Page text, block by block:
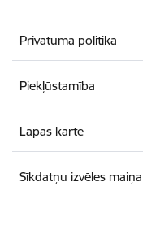
Privātuma politika
Piekļūstamība
Lapas karte
Sīkdatņu izvēles maiņa